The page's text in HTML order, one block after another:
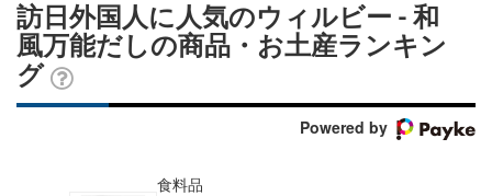
訪日外国人に人気のウィルビー - 和
風万能だしの商品・お土産ランキン
グ
Powered by
食料品